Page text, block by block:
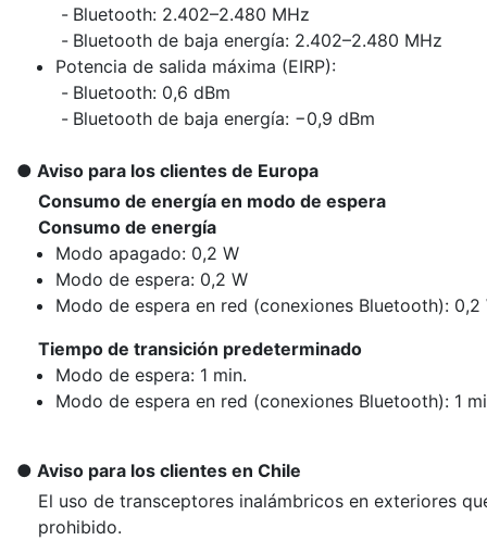
Bluetooth: 2.402–2.480 MHz
Bluetooth de baja energía: 2.402–2.480 MHz
Potencia de salida máxima (EIRP):
Bluetooth: 0,6 dBm
Bluetooth de baja energía: −0,9 dBm
Aviso para los clientes de Europa
Consumo de energía en modo de espera
Consumo de energía
Modo apagado: 0,2 W
Modo de espera: 0,2 W
Modo de espera en red (conexiones Bluetooth): 0,2
Tiempo de transición predeterminado
Modo de espera: 1 min.
Modo de espera en red (conexiones Bluetooth): 1
Aviso para los clientes en Chile
El uso de transceptores inalámbricos en exteriores
prohibido.